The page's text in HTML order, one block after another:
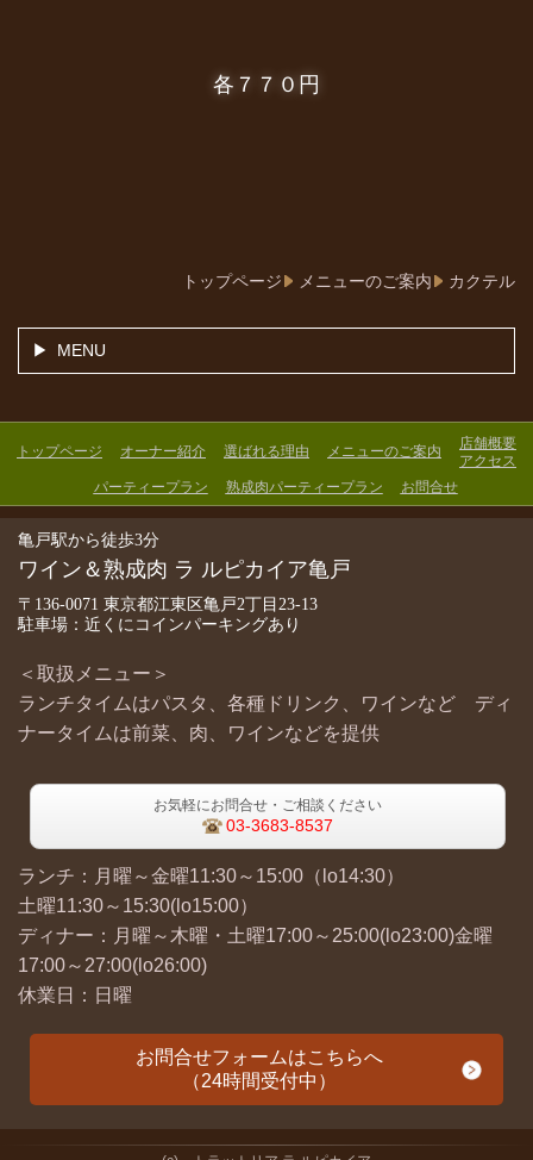
各７７０円
トップページ メニューのご案内 カクテル
MENU
トップページ オーナー紹介 選ばれる理由 メニューのご案内
店舗概要
アクセス
パーティープラン
熟成肉パーティープラン お問合せ
亀戸駅から徒歩3分
ワイン＆熟成肉 ラ ルピカイア亀戸
〒136-0071 東京都江東区亀戸2丁目23-13
駐車場：近くにコインパーキングあり
＜取扱メニュー＞
ランチタイムはパスタ、各種ドリンク、ワインなど ディ
ナータイムは前菜、肉、ワインなどを提供
お気軽にお問合せ・ご相談ください
03-3683-8537
ランチ：月曜～金曜11:30～15:00（lo14:30）
土曜11:30～15:30(lo15:00）
ディナー：月曜～木曜・土曜17:00～25:00(lo23:00)金曜
17:00～27:00(lo26:00)
休業日：日曜
お問合せフォームはこちらへ
（24時間受付中）